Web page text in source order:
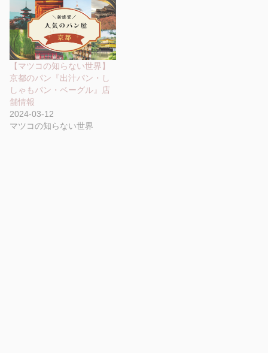
【マツコの知らない世界】
京都のパン『出汁パン・し
しゃもパン・ベーグル』店
舗情報
2024-03-12
マツコの知らない世界